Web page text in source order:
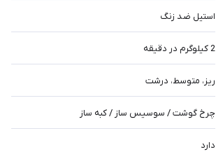
استیل ضد زنگ
2 کیلوگرم در دقیقه
ریز، متوسط، درشت
چرخ گوشت / سوسیس ساز / کبه ساز
دارد